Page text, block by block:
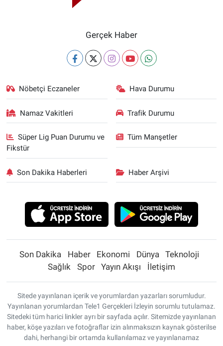
Gerçek Haber
Nöbetçi Eczaneler Hava Durumu
Namaz Vakitleri Trafik Durumu
Süper Lig Puan Durumu ve
Fikstür
Tüm Manşetler
Son Dakika Haberleri Haber Arşivi
Son Dakika Haber Ekonomi Dünya
Teknoloji
Sağlık
Spor Yayın Akışı İletişim
Sitede yayınlanan içerik ve yorumlardan yazarları sorumludur.
Yayınlanan yorumlardan Tele1 Gerçekleri İzleyin sorumlu tutulamaz.
Sitedeki tüm harici linkler ayrı bir sayfada açılır. Sitemizde yayınlanan
haber, köşe yazıları ve fotoğraflar izin alınmaksızın kaynak gösterilse
dahi, herhangi bir ortamda kullanılamaz ve yayınlanamaz